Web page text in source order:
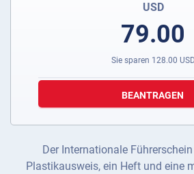
USD
79.00
Sie sparen 128.00 USD
BEANTRAGEN
Der Internationale
Plastikausweis, ein Heft und eine